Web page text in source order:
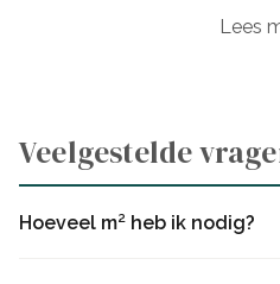
Wil je extra instructies erbij?
Bestel hier de Beton Ciré
en klare beton ciré pasta op
je nog over de kleur? Hier kun
Lees
Veelgestelde
Hoeveel m² heb ik nodig?